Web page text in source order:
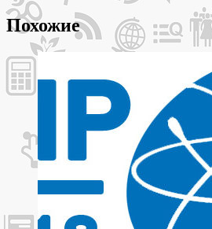
Похожие